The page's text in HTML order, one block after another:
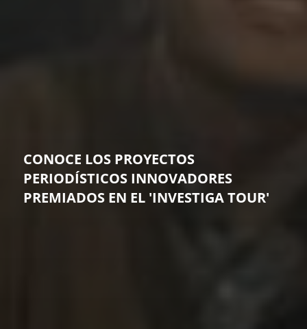
CONOCE LOS PROYECTOS
PERIODÍSTICOS INNOVADORES
PREMIADOS EN EL 'INVESTIGA TOUR'